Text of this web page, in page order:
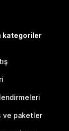
kategoriler
ve paketler